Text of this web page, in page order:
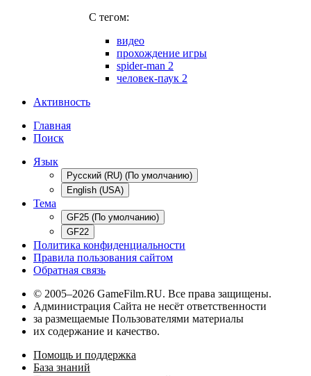
C тегом:
видео
прохождение игры
spider-man 2
человек-паук 2
Активность
Главная
Поиск
Язык
Русский (RU) (По умолчанию)
English (USA)
Тема
GF25 (По умолчанию)
GF22
Политика конфиденциальности
Правила пользования сайтом
Обратная связь
© 2005–2026 GameFilm.RU. Все права защищены.
Администрация Сайта не несёт ответственности
за размещаемые Пользователями материалы
их содержание и качество.
Помощь и поддержка
База знаний